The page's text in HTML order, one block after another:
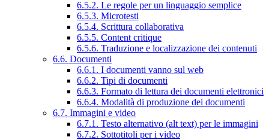
6.5.2. Le regole per un linguaggio semplice
6.5.3. Microtesti
6.5.4. Scrittura collaborativa
6.5.5. Content critique
6.5.6. Traduzione e localizzazione dei contenuti
6.6. Documenti
6.6.1. I documenti vanno sul web
6.6.2. Tipi di documenti
6.6.3. Formato di lettura dei documenti elettronici
6.6.4. Modalità di produzione dei documenti
6.7. Immagini e video
6.7.1. Testo alternativo (alt text) per le immagini
6.7.2. Sottotitoli per i video